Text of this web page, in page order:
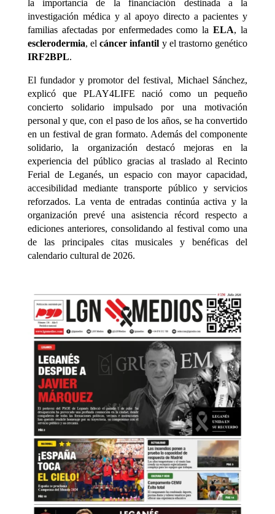
la importancia de la financiación destinada a la
investigación médica y al apoyo directo a pacientes y
familias afectadas por enfermedades como laELA, la
esclerodermia, elcáncer infantil y el trastorno genético
IRF2BPL.
El fundador y promotor del festival, Michael Sánchez,
explicó que PLAY4LIFE nació como un pequeño
concierto solidario impulsado por una motivación
personal y que, con el paso de los años, se ha convertido
en un festival de gran formato. Además del componente
solidario, la organización destacó mejoras en la
experiencia del público gracias al traslado al Recinto
Ferial de Leganés, un espacio con mayor capacidad,
accesibilidad mediante transporte público y servicios
reforzados. La venta de entradas continúa activa y la
organización prevé una asistencia récord respecto a
ediciones anteriores, consolidando al festival como una
de las principales citas musicales y benéficas del
calendario cultural de 2026.